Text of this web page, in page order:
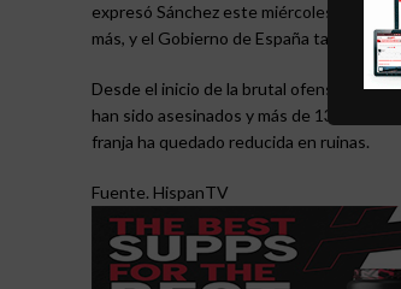
expresó Sánchez este miércoles, se
más, y el Gobierno de España tampoco”.
Desde el inicio de la brutal ofensiva
han sido asesinados y más de 137 000
franja ha quedado reducida en ruinas.
Fuente. HispanTV